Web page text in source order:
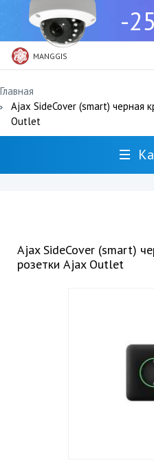
-
MANGGIS
Главная
Ajax SideCover (smart) черная
Outlet
Ajax SideCover (smart)
розетки Ajax Outlet